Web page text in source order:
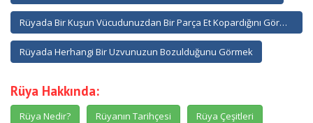
Rüyada Bir Kuşun Vücudunuzdan Bir Parça Et Kopardığını Görmek
Rüyada Herhangi Bir Uzvunuzun Bozulduğunu Görmek
Rüya Hakkında:
Rüya Nedir? Rüyanın Tarihçesi Rüya Çeşitleri